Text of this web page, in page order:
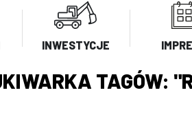
INWESTYCJE
TAGÓW: